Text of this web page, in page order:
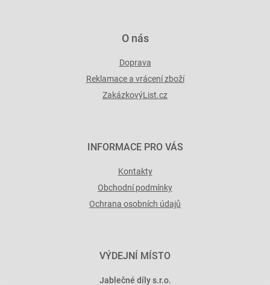
O nás
Doprava
Reklamace a vrácení zboží
ZakázkovýList.cz
INFORMACE PRO VÁS
Kontakty
Obchodní podmínky
Ochrana osobních údajů
VÝDEJNÍ MÍSTO
Jablečné díly s.r.o.